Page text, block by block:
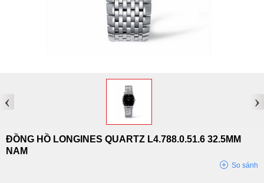
‹ ›
ĐỒNG HỒ LONGINES QUARTZ L4.788.0.51.6 32.5MM
NAM
So sánh